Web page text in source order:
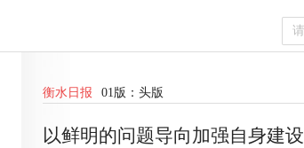
衡水日报 01版： 头版
以鲜明的问题导向加强自身建设